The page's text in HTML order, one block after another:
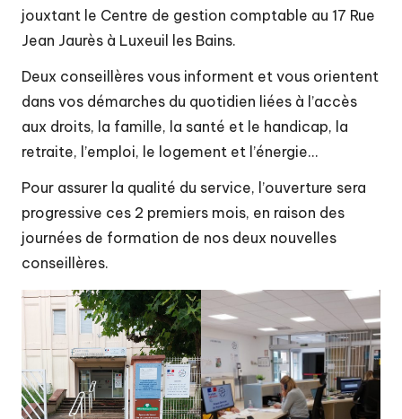
t
é
d
e
c
o
m
m
u
n
s
d
jouxtant le Centre de gestion comptable au 17 Rue
Jean Jaurès à Luxeuil les Bains.
Deux conseillères vous informent et vous orientent
dans vos démarches du quotidien liées à l’accès
aux droits, la famille, la santé et le handicap, la
retraite, l’emploi, le logement et l’énergie…
Pour assurer la qualité du service, l’ouverture sera
progressive ces 2 premiers mois, en raison des
journées de formation de nos deux nouvelles
conseillères.